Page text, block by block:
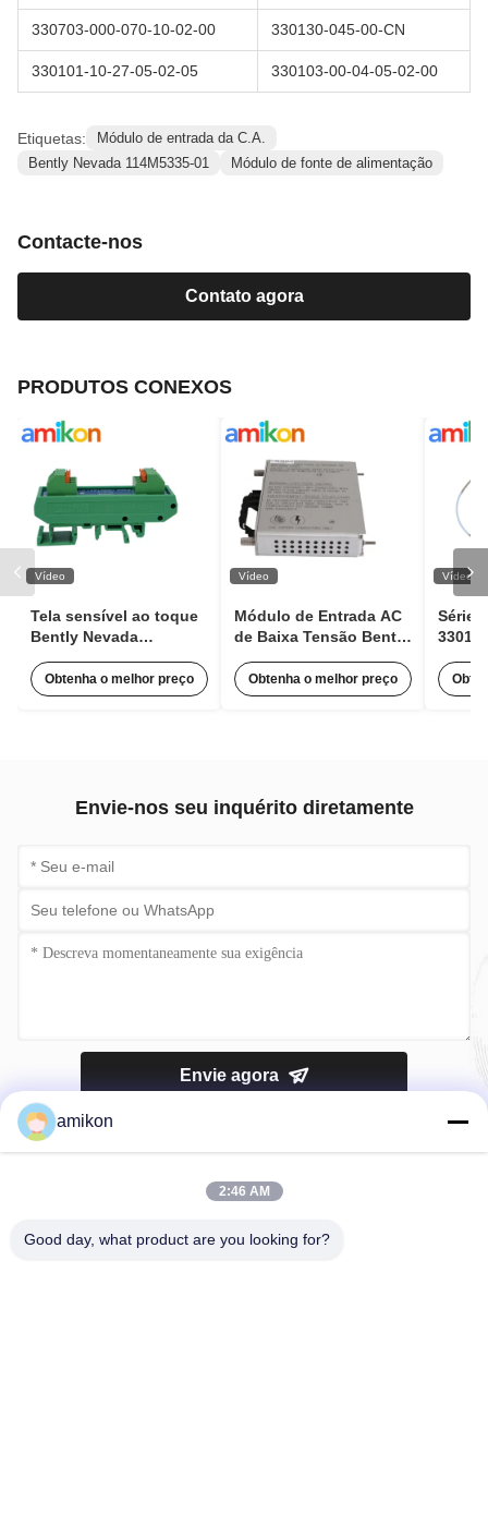
330703-000-070-10-02-00 330130-045-00-CN
330101-10-27-05-02-05 330103-00-04-05-02-00
Etiquetas:
Módulo de entrada da C.A.
Bently Nevada 114M5335-01
Módulo de fonte de alimentação
Contacte-nos
Contato agora
PRODUTOS CONEXOS
Vídeo
Tela sensível ao toque
Bently Nevada
Expansor de Pulso para
Monitoramento de
Obtenha o melhor preço
Vídeo
Módulo de Entrada AC
de Baixa Tensão Bently
3500/15 63Hz Com 85 a
264 Vac RMS
Obtenha o melhor preço
Vídeo
Série
de
Envie-nos seu inquérito diretamente
Envie agora
amikon
2:46 AM
Good day, what product are you looking for?